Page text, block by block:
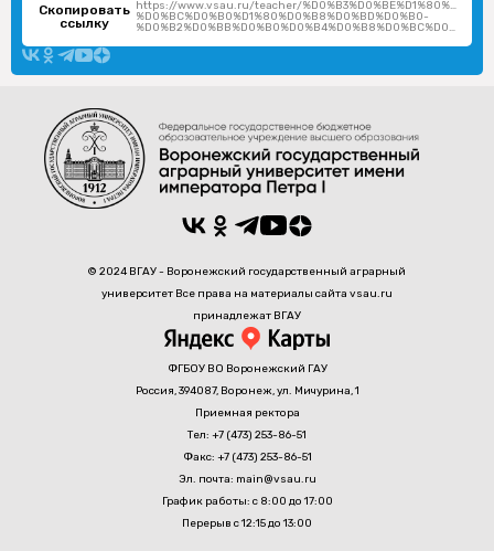
Скопировать
ссылку
https://www.vsau.ru/teacher/
%D0%BC%D0%B0%D1%80%D0%B8%D0%BD%D0%B0-
%D0%B2%D0%BB%D0%B0%D0%B4%D0%B8%D0%BC%D0%B8%D1%80%D0%BE%D0%B2%D0%BD%D0%B0/
© 2024 ВГАУ - Воронежский государственный аграрный
университет Все права на материалы сайта vsau.ru
принадлежат ВГАУ
ФГБОУ ВО Воронежский ГАУ
Россия, 394087, Воронеж, ул. Мичурина, 1
Приемная ректора
Тел: +7 (473) 253-86-51
Факс: +7 (473) 253-86-51
Эл. почта: main@vsau.ru
График работы: с 8:00 до 17:00
Перерыв с 12:15 до 13:00